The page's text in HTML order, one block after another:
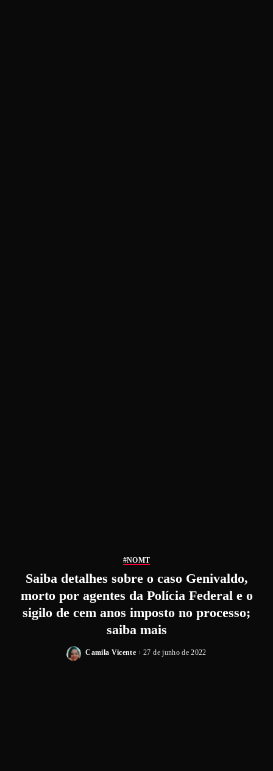
#NOMT
Saiba detalhes sobre o caso Genivaldo,
morto por agentes da Polícia Federal e o
sigilo de cem anos imposto no processo;
saiba mais
Camila Vicente 27 de junho de 2022